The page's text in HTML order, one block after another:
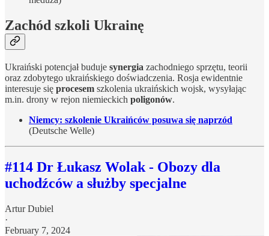
Zachód szkoli Ukrainę
Ukraiński potencjał buduje synergia zachodniego sprzętu, teorii
oraz zdobytego ukraińskiego doświadczenia. Rosja ewidentnie
interesuje się procesem szkolenia ukraińskich wojsk, wysyłając
m.in. drony w rejon niemieckich poligonów.
Niemcy: szkolenie Ukraińców posuwa się naprzód
(Deutsche Welle)
#114 Dr Łukasz Wolak - Obozy dla
uchodźców a służby specjalne
Artur Dubiel
·
February 7, 2024